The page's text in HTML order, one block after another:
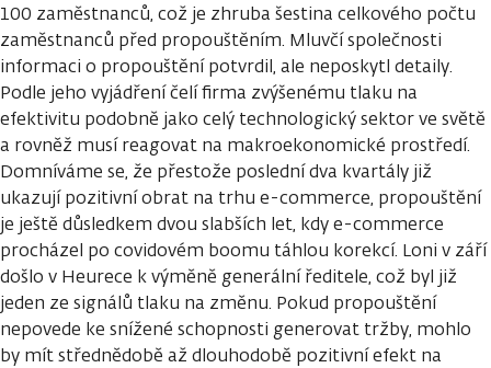
100 zaměstnanců, což je zhruba šestina celkového počtu
zaměstnanců před propouštěním. Mluvčí společnosti
informaci o propouštění potvrdil, ale neposkytl detaily.
Podle jeho vyjádření čelí firma zvýšenému tlaku na
efektivitu podobně jako celý technologický sektor ve světě
a rovněž musí reagovat na makroekonomické prostředí.
Domníváme se, že přestože poslední dva kvartály již
ukazují pozitivní obrat na trhu e-commerce, propouštění
je ještě důsledkem dvou slabších let, kdy e-commerce
procházel po covidovém boomu táhlou korekcí. Loni v září
došlo v Heurece k výměně generální ředitele, což byl již
jeden ze signálů tlaku na změnu. Pokud propouštění
nepovede ke snížené schopnosti generovat tržby, mohlo
by mít střednědobě až dlouhodobě pozitivní efekt na